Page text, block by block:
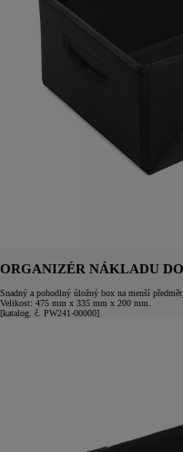
ORGANIZÉR NÁKLADU
Snadný a pohodlný úložný box na menší
Velikost: 475 mm x 335 mm x 200 mm.
[katalog. č. PW241-00000]